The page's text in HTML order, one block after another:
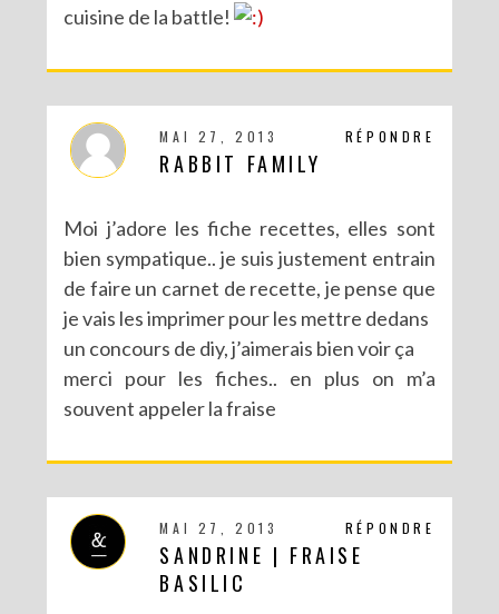
DIY CRÉE TON BULLET JOURNAL (AVEC SCAN N CUT)
RECETTES ET CRÉATIONS POUR DES FÊTES RÉUSSIES – CONCOURS
cuisine de la battle!
RÉPONDRE
MAI 27, 2013
RABBIT FAMILY
Moi j’adore les fiche recettes, elles sont
bien sympatique.. je suis justement entrain
de faire un carnet de recette, je pense que
je vais les imprimer pour les mettre dedans
un concours de diy, j’aimerais bien voir ça
merci pour les fiches.. en plus on m’a
souvent appeler la fraise
RÉPONDRE
MAI 27, 2013
SANDRINE | FRAISE
BASILIC